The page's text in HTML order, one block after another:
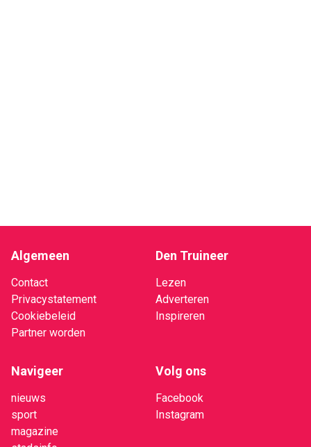
Algemeen
Contact
Privacystatement
Cookiebeleid
Partner worden
Den Truineer
Lezen
Adverteren
Inspireren
Navigeer
nieuws
sport
magazine
Volg ons
Facebook
Instagram